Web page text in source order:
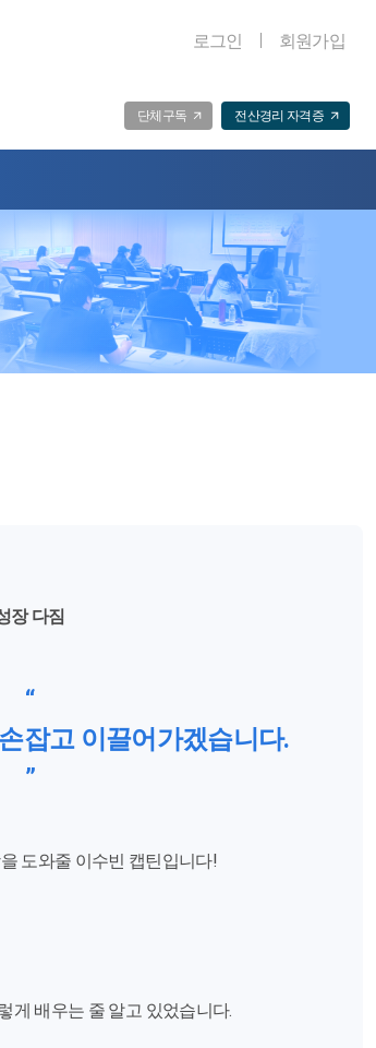
로그인 회원가입
단체구독 전산경리 자격증
장 다짐
“
잡고 이끌어가겠습니다.
”
도와줄 이수빈 캡틴입니다!
게 배우는 줄 알고 있었습니다.